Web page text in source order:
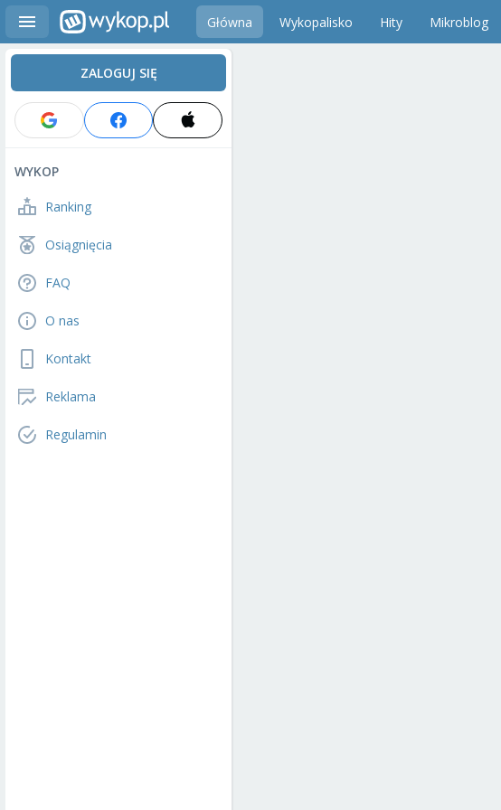
Główna Wykopalisko Hity Mikroblog
ZALOGUJ SIĘ
WYKOP
Ranking
Osiągnięcia
FAQ
O nas
Kontakt
Reklama
Regulamin